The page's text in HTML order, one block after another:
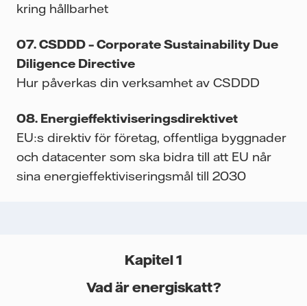
kring hållbarhet
CSDDD – Corporate Sustainability Due
Diligence Directive
Hur påverkas din verksamhet av CSDDD
Energieffektiviseringsdirektivet
EU:s direktiv för företag, offentliga byggnader
och datacenter som ska bidra till att EU når
sina energieffektiviseringsmål till 2030
Kapitel 1
Vad är energiskatt?